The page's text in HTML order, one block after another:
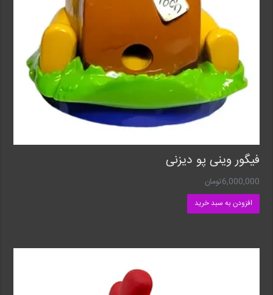
فیگور وینی پو دیزنی
6,000,000تومان
افزودن به سبد خرید